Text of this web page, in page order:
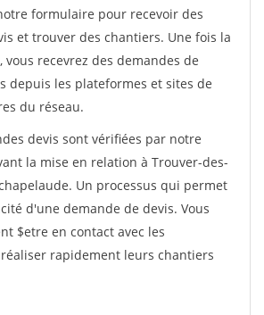
formulaire pour recevoir des
et trouver des chantiers. Une fois la
vous recevrez des demandes de
depuis les plateformes et sites de
du réseau.
devis sont vérifiées par notre
la mise en relation à Trouver-des-
Un processus qui permet
d'une demande de devis. Vous
$etre en contact avec les
rapidement leurs chantiers